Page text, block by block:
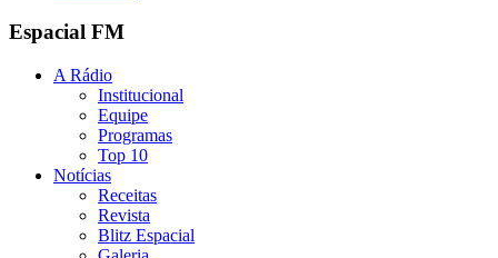
Espacial FM
A Rádio
Institucional
Equipe
Programas
Top 10
Notícias
Receitas
Revista
Blitz Espacial